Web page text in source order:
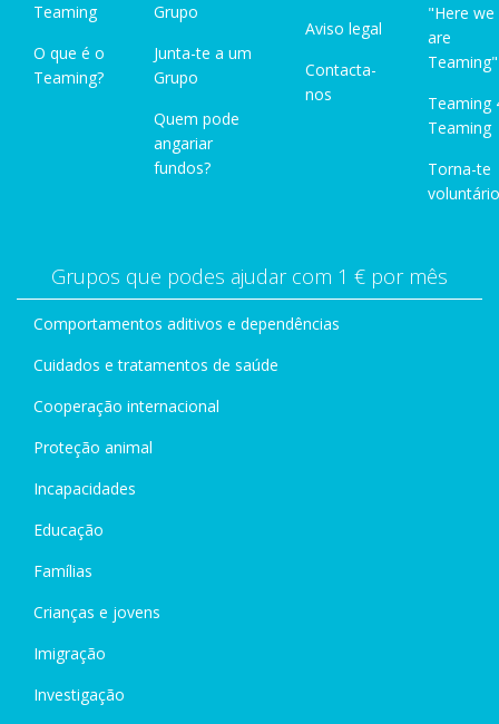
Teaming
O que é o
Teaming?
Grupo
Junta-te a um
Grupo
Quem pode
angariar
fundos?
Aviso legal
Contacta-
nos
"Here we
are
Teaming"
Teaming
Teaming
Torna-te
Grupos que podes ajudar com 1 € por mês
Comportamentos aditivos e dependências
Cuidados e tratamentos de saúde
Cooperação internacional
Proteção animal
Incapacidades
Educação
Famílias
Crianças e jovens
Imigração
Investigação